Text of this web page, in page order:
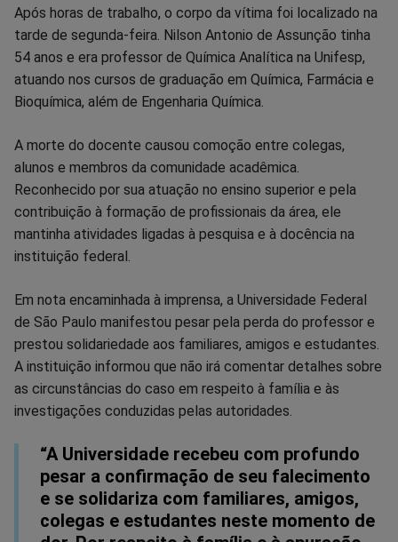
Após horas de trabalho, o corpo da vítima foi localizado na
tarde de segunda-feira. Nilson Antonio de Assunção tinha
54 anos e era professor de Química Analítica na Unifesp,
atuando nos cursos de graduação em Química, Farmácia e
Bioquímica, além de Engenharia Química.
A morte do docente causou comoção entre colegas,
alunos e membros da comunidade acadêmica.
Reconhecido por sua atuação no ensino superior e pela
contribuição à formação de profissionais da área, ele
mantinha atividades ligadas à pesquisa e à docência na
instituição federal.
Em nota encaminhada à imprensa, a Universidade Federal
de São Paulo manifestou pesar pela perda do professor e
prestou solidariedade aos familiares, amigos e estudantes.
A instituição informou que não irá comentar detalhes sobre
as circunstâncias do caso em respeito à família e às
investigações conduzidas pelas autoridades.
“A Universidade recebeu com profundo
pesar a confirmação de seu falecimento
e se solidariza com familiares, amigos,
colegas e estudantes neste momento de